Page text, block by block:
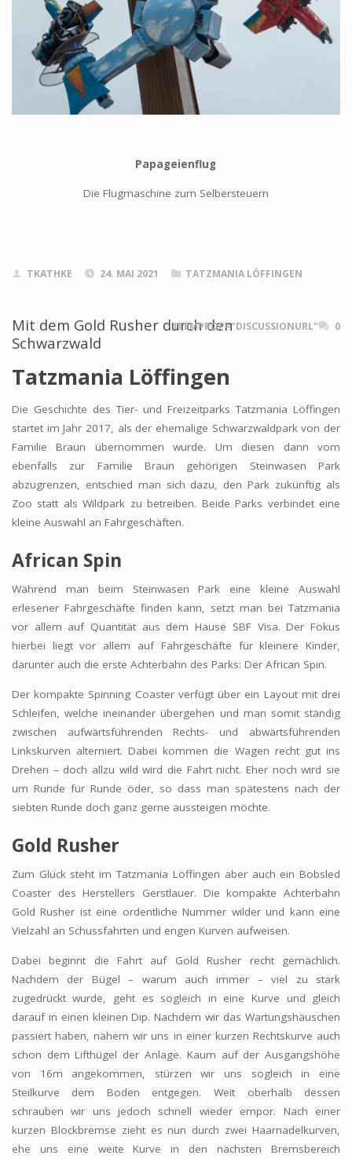
Papageienflug
Die Flugmaschine zum Selbersteuern
TKATHKE 24. MAI 2021 TATZMANIA LÖFFINGEN
Mit dem Gold Rusher durch den
Schwarzwald
ITEMPROP="DISCUSSIONURL" 0
Tatzmania Löffingen
Die Geschichte des Tier- und Freizeitparks Tatzmania Löffingen
startet im Jahr 2017, als der ehemalige Schwarzwaldpark von der
Familie Braun übernommen wurde. Um diesen dann vom
ebenfalls zur Familie Braun gehörigen Steinwasen Park
abzugrenzen, entschied man sich dazu, den Park zukünftig als
Zoo statt als Wildpark zu betreiben. Beide Parks verbindet eine
kleine Auswahl an Fahrgeschäften.
African Spin
Während man beim Steinwasen Park eine kleine Auswahl
erlesener Fahrgeschäfte finden kann, setzt man bei Tatzmania
vor allem auf Quantität aus dem Hause SBF Visa. Der Fokus
hierbei liegt vor allem auf Fahrgeschäfte für kleinere Kinder,
darunter auch die erste Achterbahn des Parks: Der African Spin.
Der kompakte Spinning Coaster verfügt über ein Layout mit drei
Schleifen, welche ineinander übergehen und man somit ständig
zwischen aufwärtsführenden Rechts- und abwärtsführenden
Linkskurven alterniert. Dabei kommen die Wagen recht gut ins
Drehen – doch allzu wild wird die Fahrt nicht. Eher noch wird sie
um Runde für Runde öder, so dass man spätestens nach der
siebten Runde doch ganz gerne aussteigen möchte.
Gold Rusher
Zum Glück steht im Tatzmania Löffingen aber auch ein Bobsled
Coaster des Herstellers Gerstlauer. Die kompakte Achterbahn
Gold Rusher ist eine ordentliche Nummer wilder und kann eine
Vielzahl an Schussfahrten und engen Kurven aufweisen.
Dabei beginnt die Fahrt auf Gold Rusher recht gemächlich.
Nachdem der Bügel – warum auch immer – viel zu stark
zugedrückt wurde, geht es sogleich in eine Kurve und gleich
darauf in einen kleinen Dip. Nachdem wir das Wartungshäuschen
passiert haben, nähern wir uns in einer kurzen Rechtskurve auch
schon dem Lifthügel der Anlage. Kaum auf der Ausgangshöhe
von 16m angekommen, stürzen wir uns sogleich in eine
Steilkurve dem Boden entgegen. Weit oberhalb dessen
schrauben wir uns jedoch schnell wieder empor. Nach einer
kurzen Blockbremse zieht es nun durch zwei Haarnadelkurven,
ehe uns eine weite Kurve in den nächsten Bremsbereich